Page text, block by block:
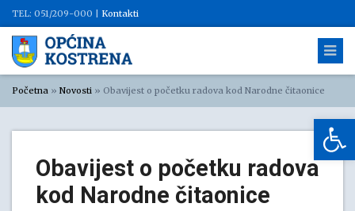
TEL: 051/209-000 | Kontakti
Početna » Novosti » Obavijest o početku radova kod Narodne čitaonice
Obavijest o početku radova
kod Narodne čitaonice